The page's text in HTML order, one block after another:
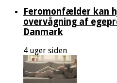
Feromonfælder kan
overvågning af
Danmark
4 uger siden